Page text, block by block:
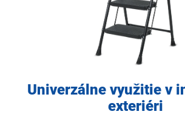
Univerzálne využitie v
exteriéri